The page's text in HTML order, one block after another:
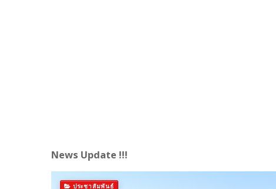
News Update !!!
ประชาสัมพันธ์